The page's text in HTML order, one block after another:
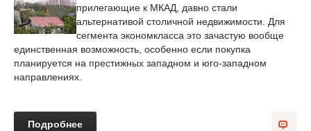
прилегающие к МКАД, давно стали
альтернативой столичной недвижимости. Для
сегмента экономкласса это зачастую вообще
единственная возможность, особенно если покупка
планируется на престижных западном и юго-западном
направлениях.
Подробнее